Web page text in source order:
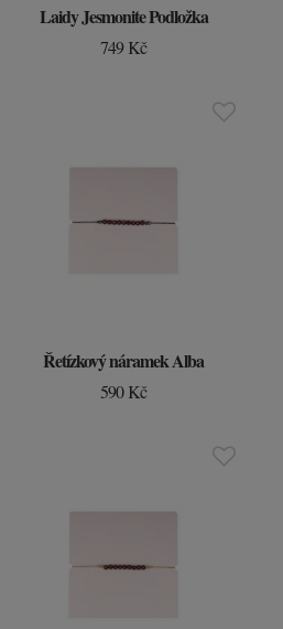
Laidy Jesmonite Podložka
749 Kč
Řetízkový náramek Alba
590 Kč